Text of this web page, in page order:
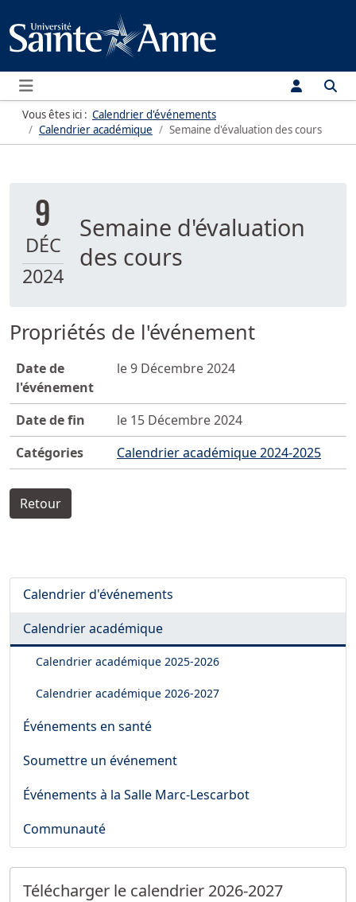
Menu
Vous êtes ici : Calendrier d'événements
Calendrier académique
Semaine d'évaluation des cours
9
DÉC
2024
Semaine d'évaluation
des cours
Propriétés de l'événement
Date de
l'événement
le 9 Décembre 2024
Date de fin
le 15 Décembre 2024
Catégories
Calendrier académique 2024-2025
Retour
Calendrier d'événements
Calendrier académique
Calendrier académique 2025-2026
Calendrier académique 2026-2027
Événements en santé
Soumettre un événement
Événements à la Salle Marc-Lescarbot
Communauté
Télécharger le calendrier 2026-2027